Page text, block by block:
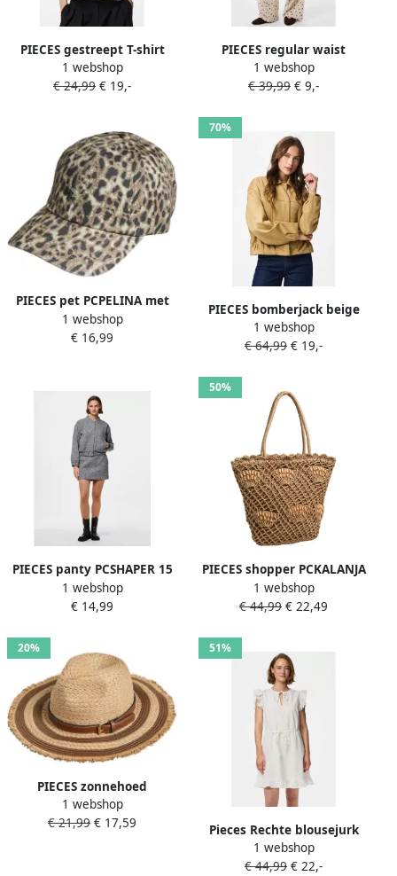
PIECES gestreept T-shirt
ecru
1 webshop
€ 24,99 € 19,-
PIECES regular waist
straight broek met stippen
ecru
1 webshop
€ 39,99 € 9,-
PIECES pet PCPELINA met
panterprint beige
1 webshop
€ 16,99
70%
PIECES bomberjack beige
1 webshop
€ 64,99 € 19,-
PIECES panty PCSHAPER 15
denier nude
1 webshop
€ 14,99
50%
PIECES shopper PCKALANJA
naturel
1 webshop
€ 44,99 € 22,49
20%
PIECES zonnehoed
PCKIRSTINE naturel
1 webshop
€ 21,99 € 17,59
51%
Pieces Rechte blousejurk
van puur katoen model
'PCGOLDIE'
1 webshop
€ 44,99 € 22,-